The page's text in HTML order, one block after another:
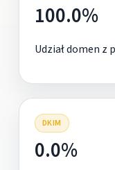
100.0%
Udział domen z
DKIM
0.0%